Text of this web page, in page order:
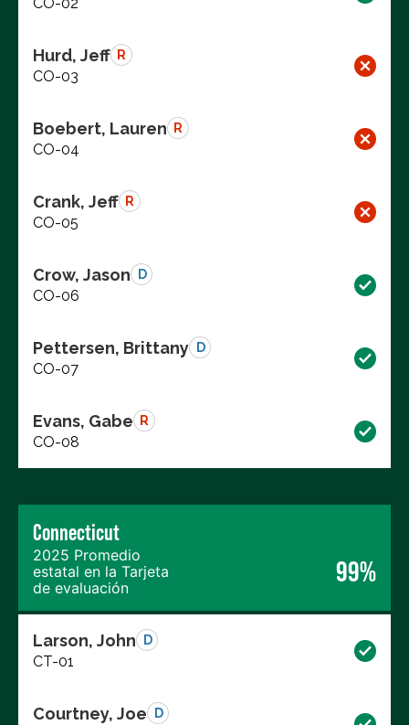
Hurd, Jeff R
CO-03
Boebert, Lauren R
CO-04
Crank, Jeff R
CO-05
Crow, Jason D
CO-06
Pettersen, Brittany D
CO-07
Evans, Gabe R
CO-08
Connecticut
2025 Promedio
estatal en la Tarjeta
de evaluación
99%
Larson, John D
CT-01
Courtney, Joe D